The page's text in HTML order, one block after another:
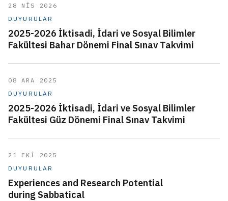
28 NİS 2026
DUYURULAR
2025-2026 İktisadi, İdari ve Sosyal Bilimler
Fakültesi Bahar Dönemi Final Sınav Takvimi
08 ARA 2025
DUYURULAR
2025-2026 İktisadi, İdari ve Sosyal Bilimler
Fakültesi Güz Dönemi Final Sınav Takvimi
21 EKİ 2025
DUYURULAR
Experiences and Research Potential
during Sabbatical